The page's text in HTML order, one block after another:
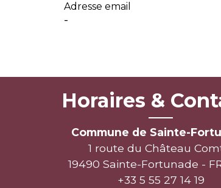
Adresse email
-
Horaires &
Commune de Sainte-
1 route du Château
19490 Sainte-Fortunade -
+33 5 55 27 14 19